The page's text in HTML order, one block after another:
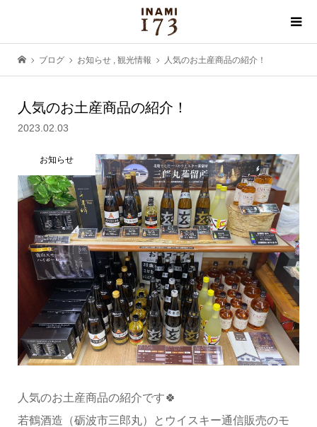
ブログ お知らせ , 観光情報 人気のお土産商品の紹介！
人気のお土産商品の紹介！
2023.02.03
お知らせ
人気のお土産商品の紹介です🍀
若鶴酒造（砺波市三郎丸）とウイスキー通信販売のモ